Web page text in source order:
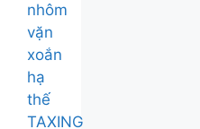
nhôm
vặn
xoắn
hạ
thế
TAXING